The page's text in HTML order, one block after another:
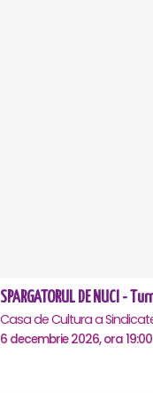
6 decembrie 2026, ora 19:00